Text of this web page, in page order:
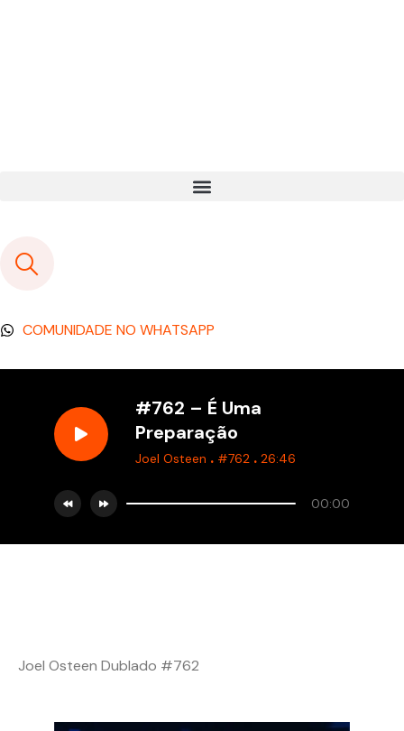
COMUNIDADE NO WHATSAPP
#762 – É Uma
Preparação
Joel Osteen . #762 . 26:46
00:00
Joel Osteen Dublado #762